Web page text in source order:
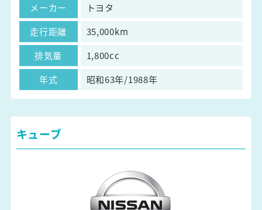
メーカー
トヨタ
走行距離
35,000km
排気量
1,800cc
年式
昭和63年/1988年
キューブ